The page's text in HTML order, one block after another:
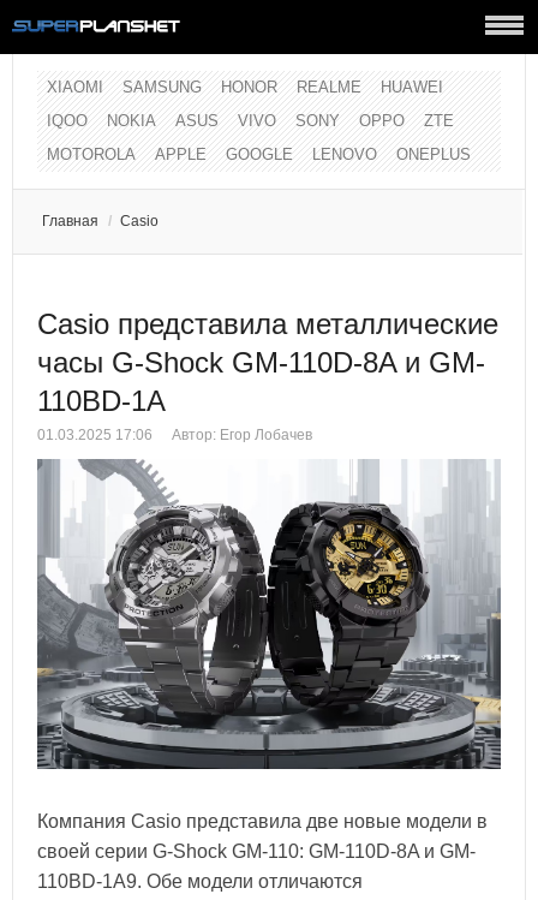
XIAOMI SAMSUNG HONOR REALME
HUAWEI
IQOO
NOKIA ASUS VIVO SONY OPPO
ZTE
MOTOROLA
APPLE GOOGLE LENOVO ONEPLUS
Главная / Casio
Casio представила металлические
часы G-Shock GM-110D-8A и GM-
110BD-1A
01.03.2025 17:06 Автор: Егор Лобачев
Компания Casio представила две новые модели в
своей серии G-Shock GM-110: GM-110D-8A и GM-
110BD-1A9. Обе модели отличаются